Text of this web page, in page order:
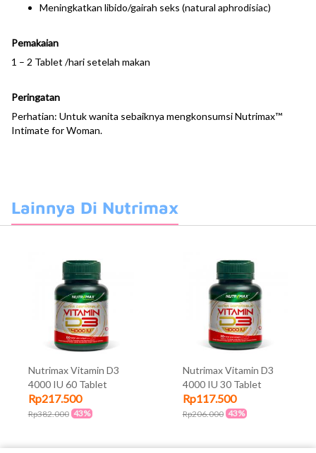
Meningkatkan libido/gairah seks (natural aphrodisiac)
Pemakaian
1 – 2 Tablet /hari setelah makan
Peringatan
Perhatian: Untuk wanita sebaiknya mengkonsumsi Nutrimax™
Intimate for Woman.
Lainnya Di Nutrimax
Nutrimax Vitamin D3
4000 IU 60 Tablet
Rp217.500
Rp382.000 43%
Nutrimax Vitamin D3
4000 IU 30 Tablet
Rp117.500
Rp206.000 43%